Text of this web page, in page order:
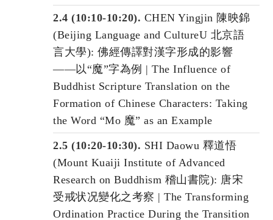
2.4 (10:10-10:20). CHEN Yingjin 陳映錦
(Beijing Language and CultureU 北京語
言大學): 佛經傳譯對漢字形成的影響
——以“魔”字為例 | The Influence of
Buddhist Scripture Translation on the
Formation of Chinese Characters: Taking
the Word “Mo 魔” as an Example
2.5 (10:20-10:30). SHI Daowu 釋道悟
(Mount Kuaiji Institute of Advanced
Research on Buddhism 稽山書院): 唐宋
受戒状况變化之考察 | The Transforming
Ordination Practice During the Transition